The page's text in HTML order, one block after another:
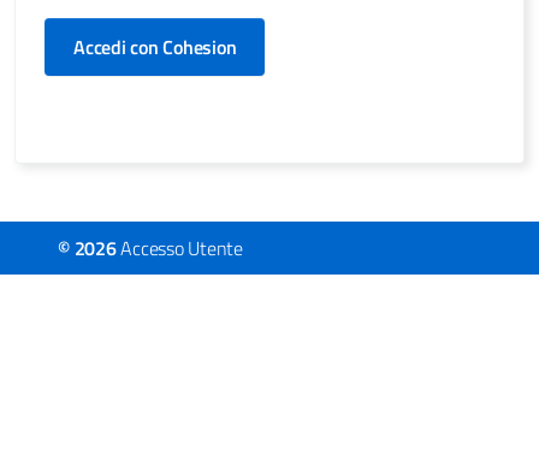
Accedi con Cohesion
© 2026Accesso Utente